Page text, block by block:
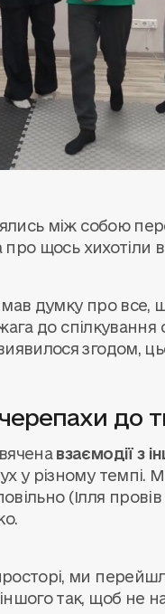
між собою
про щось хихотіли
думку про все,
до
згодом,
до
взаємодії з
у різному темпі.
(Ілля
ми
так, щоб не